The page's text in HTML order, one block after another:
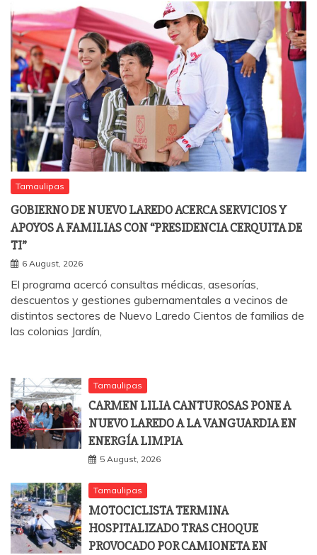
Tamaulipas
GOBIERNO DE NUEVO LAREDO ACERCA SERVICIOS Y
APOYOS A FAMILIAS CON “PRESIDENCIA CERQUITA DE
TI”
6 August, 2026
El programa acercó consultas médicas, asesorías,
descuentos y gestiones gubernamentales a vecinos de
distintos sectores de Nuevo Laredo Cientos de familias de
las colonias Jardín,
Tamaulipas
CARMEN LILIA CANTUROSAS PONE A
NUEVO LAREDO A LA VANGUARDIA EN
ENERGÍA LIMPIA
5 August, 2026
Tamaulipas
MOTOCICLISTA TERMINA
HOSPITALIZADO TRAS CHOQUE
PROVOCADO POR CAMIONETA EN